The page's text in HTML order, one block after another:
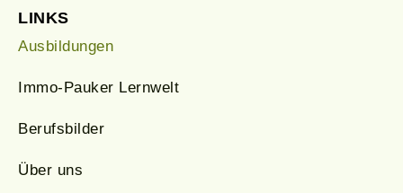
LINKS
Ausbildungen
Immo-Pauker Lernwelt
Berufsbilder
Über uns